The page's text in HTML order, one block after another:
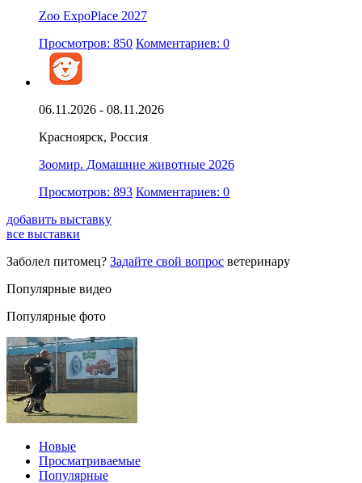
Zoo ExpoPlace 2027
Просмотров: 850 Комментариев: 0
06.11.2026 - 08.11.2026
Красноярск, Россия
Зоомир. Домашние животные 2026
Просмотров: 893 Комментариев: 0
добавить выставку
все выставки
Заболел питомец? Задайте свой вопрос ветеринару
Популярные видео
Популярные фото
Новые
Просматриваемые
Популярные